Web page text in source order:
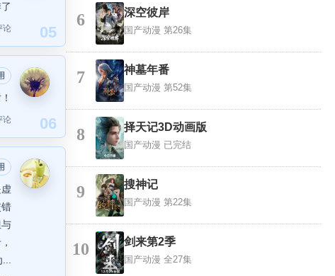
05
论
06
论
6 深空彼岸
国产动漫 第26集
7 神墓年番
国产动漫 第52集
8 择天记3D动画版
国产动漫 已完结
9 搜神记
国产动漫 第22集
10 剑来第2季
国产动漫 全27集